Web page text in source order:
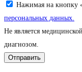
Нажимая на кнопку
персональных данных.
Не является
диагнозом.